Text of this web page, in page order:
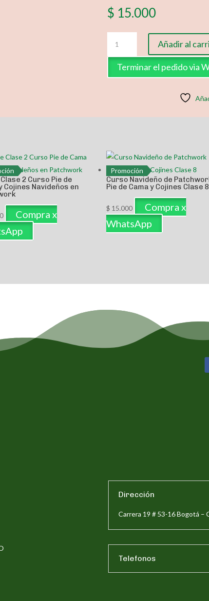
$ 15.000
Navideño
de
Patchwork
7
cantidad
Añadir al
Terminar el pedido via
2 Curso Pie de
Cojines Navideños en
Compra x
Promoción
Curso Navideño de
Pie de Cama y Cojines Clase 8
$ 15.000
Compra x
WhatsApp
Dirección
Carrera 19 # 53-16 Bogotá –
Telefonos